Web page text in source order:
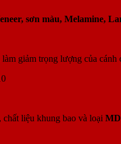
sơn màu, Melamine,
giảm trọng lượng của cánh
liệu khung bao và loại